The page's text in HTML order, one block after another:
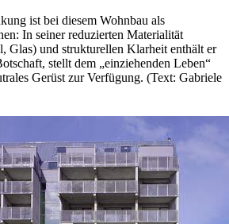
ist bei diesem Wohnbau als
In seiner reduzierten Materialität
Glas) und strukturellen Klarheit enthält er
stellt dem „einziehenden Leben“
Gerüst zur Verfügung. (Text: Gabriele